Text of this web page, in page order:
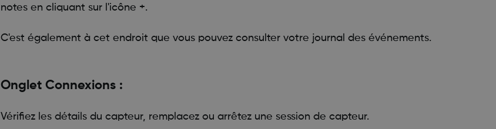
notes en cliquant sur l'icône +.
C'est également à cet endroit que vous pouvez consulter votre journal des événements.
Onglet Connexions :
Vérifiez les détails du capteur, remplacez ou arrêtez une session de capteur.